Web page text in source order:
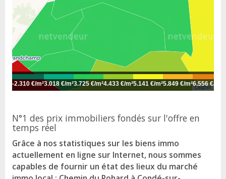
Leaflet
-2.310 €/m²3.018 €/m²3.725 €/m²4.433 €/m²5.141 €/m²5.849 €/m²6.556 €/m²
N°1 des prix immobiliers fondés sur l'offre en
temps réel
Grâce à nos statistiques sur les biens immo
actuellement en ligne sur Internet, nous sommes
capables de fournir un état des lieux du marché